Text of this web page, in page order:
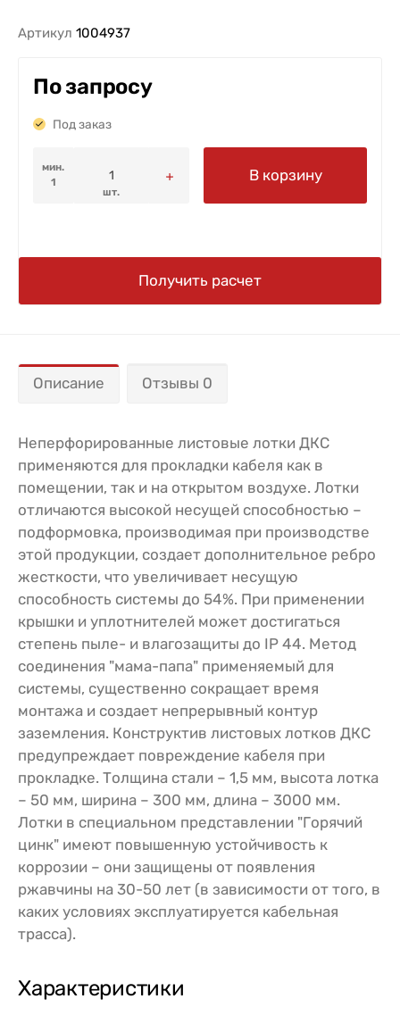
Артикул 1004937
По запросу
Под заказ
мин.
1
шт.
В корзину
Получить расчет
Описание Отзывы 0
Неперфорированные листовые лотки ДКС
применяются для прокладки кабеля как в
помещении, так и на открытом воздухе. Лотки
отличаются высокой несущей способностью –
подформовка, производимая при производстве
этой продукции, создает дополнительное ребро
жесткости, что увеличивает несущую
способность системы до 54%. При применении
крышки и уплотнителей может достигаться
степень пыле- и влагозащиты до IP 44. Метод
соединения "мама-папа" применяемый для
системы, существенно сокращает время
монтажа и создает непрерывный контур
заземления. Конструктив листовых лотков ДКС
предупреждает повреждение кабеля при
прокладке. Толщина стали – 1,5 мм, высота лотка
– 50 мм, ширина – 300 мм, длина – 3000 мм.
Лотки в специальном представлении "Горячий
цинк" имеют повышенную устойчивость к
коррозии – они защищены от появления
ржавчины на 30-50 лет (в зависимости от того, в
каких условиях эксплуатируется кабельная
трасса).
Характеристики